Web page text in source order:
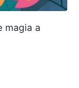
magia a